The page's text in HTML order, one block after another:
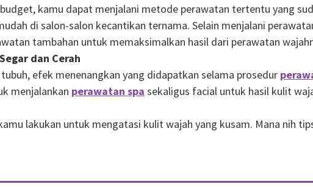
kamu dapat menjalani metode perawatan tertentu yang
di salon-salon kecantikan ternama. Selain menjalani
tambahan untuk memaksimalkan hasil dari perawatan
dan Cerah
efek menenangkan yang didapatkan selama prosedur
menjalankan perawatan spa sekaligus facial untuk hasil kulit
lakukan untuk mengatasi kulit wajah yang kusam. Mana nih